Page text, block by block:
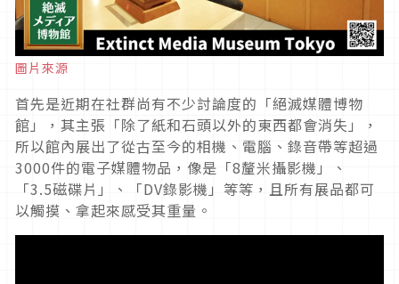
圖片來源
首先是近期在社群尚有不少討論度的「絕滅媒體博物
館」，其主張「除了紙和石頭以外的東西都會消失」，
所以館內展出了從古至今的相機、電腦、錄音帶等超過
3000件的電子媒體物品，像是「8釐米攝影機」、
「3.5磁碟片」、「DV錄影機」等等，且所有展品都可
以觸摸、拿起來感受其重量。